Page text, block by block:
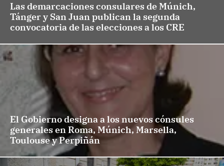
Las demarcaciones consulares de Múnich,
Tánger y San Juan publican la segunda
convocatoria de las elecciones a los CRE
El Gobierno designa a los nuevos cónsules
generales en Roma, Múnich, Marsella,
Toulouse y Perpiñán